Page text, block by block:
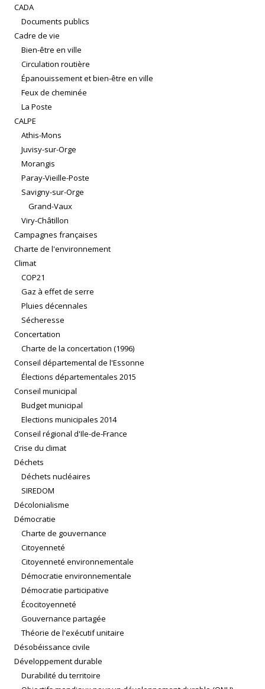
CADA
Documents publics
Cadre de vie
Bien-être en ville
Circulation routière
Épanouissement et bien-être en ville
Feux de cheminée
La Poste
CALPE
Athis-Mons
Juvisy-sur-Orge
Morangis
Paray-Vieille-Poste
Savigny-sur-Orge
Grand-Vaux
Viry-Châtillon
Campagnes françaises
Charte de l'environnement
Climat
COP21
Gaz à effet de serre
Pluies décennales
Sécheresse
Concertation
Charte de la concertation (1996)
Conseil départemental de l'Essonne
Élections départementales 2015
Conseil municipal
Budget municipal
Elections municipales 2014
Conseil régional d'Ile-de-France
Crise du climat
Déchets
Déchets nucléaires
SIREDOM
Décolonialisme
Démocratie
Charte de gouvernance
Citoyenneté
Citoyenneté environnementale
Démocratie environnementale
Démocratie participative
Écocitoyenneté
Gouvernance partagée
Théorie de l'exécutif unitaire
Désobéissance civile
Développement durable
Durabilité du territoire